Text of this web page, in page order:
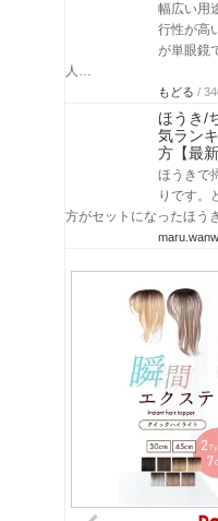
幅広い用
行性が高
が単眼鏡
人…
もどる /
ほうき/
気ラン
方【最新
ほうきで
りです。
方がセットになったほう